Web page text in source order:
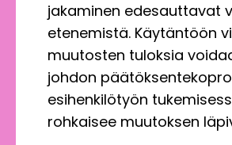
jakaminen edesauttavat
etenemistä. Käytäntöön
muutosten tuloksia
johdon
esihenkilötyön
rohkaisee muutoksen